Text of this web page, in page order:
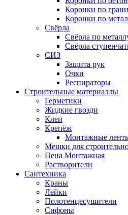
Коронки по
Коронки по
Свёрла
Свёрла по
Свёрла
СИЗ
Защита рук
Очки
Респираторы
Строительные материаллы
Герметики
Жидкие гвозди
Клеи
Крепёж
Монтажные
Мешки для
Пена Монтажная
Растворители
Сантехника
Краны
Лейки
Полотенцесушители
Сифоны